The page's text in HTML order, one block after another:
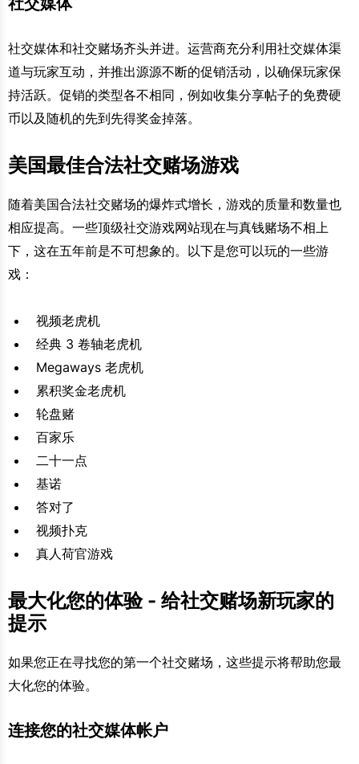
社交媒体和社交赌场齐头并进。运营商充分利用社交媒体渠
道与玩家互动，并推出源源不断的促销活动，以确保玩家保
持活跃。促销的类型各不相同，例如收集分享帖子的免费硬
币以及随机的先到先得奖金掉落。
美国最佳合法社交赌场游戏
随着美国合法社交赌场的爆炸式增长，游戏的质量和数量也
相应提高。一些顶级社交游戏网站现在与真钱赌场不相上
下，这在五年前是不可想象的。以下是您可以玩的一些游
戏：
视频老虎机
经典 3 卷轴老虎机
Megaways 老虎机
累积奖金老虎机
轮盘赌
百家乐
二十一点
基诺
答对了
视频扑克
真人荷官游戏
最大化您的体验 - 给社交赌场新玩家的
提示
如果您正在寻找您的第一个社交赌场，这些提示将帮助您最
大化您的体验。
连接您的社交媒体帐户